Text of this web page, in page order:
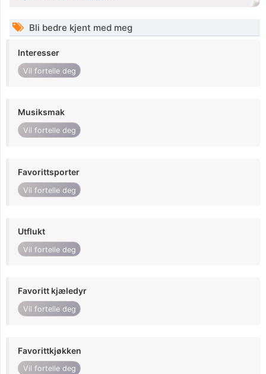
Bli bedre kjent med meg
Interesser
Vil fortelle deg
Musiksmak
Vil fortelle deg
Favorittsporter
Vil fortelle deg
Utflukt
Vil fortelle deg
Favoritt kjæledyr
Vil fortelle deg
Favorittkjøkken
Vil fortelle deg